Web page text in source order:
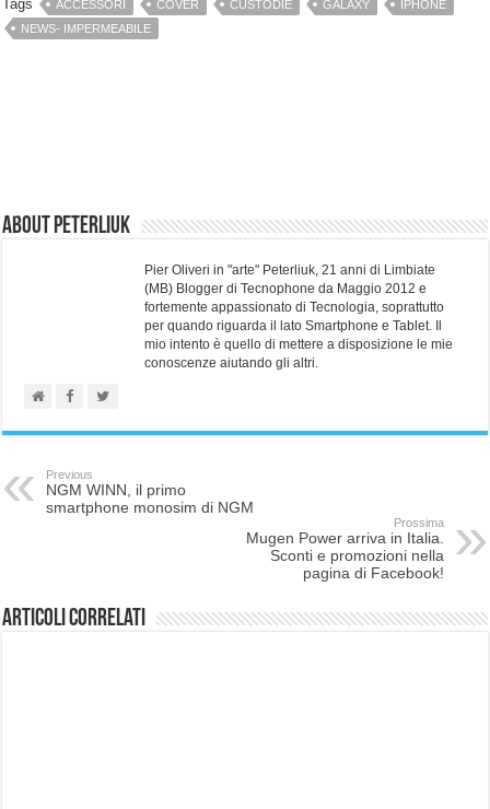
Tags ACCESSORI COVER CUSTODIE GALAXY
IPHONE
NEWS- IMPERMEABILE
About Peterliuk
Pier Oliveri in "arte" Peterliuk, 21 anni di Limbiate
(MB) Blogger di Tecnophone da Maggio 2012 e
fortemente appassionato di Tecnologia, soprattutto
per quando riguarda il lato Smartphone e Tablet. Il
mio intento è quello di mettere a disposizione le mie
conoscenze aiutando gli altri.
Previous
NGM WINN, il primo
smartphone monosim di NGM
Prossima
Mugen Power arriva in Italia.
Sconti e promozioni nella
pagina di Facebook!
Articoli correlati